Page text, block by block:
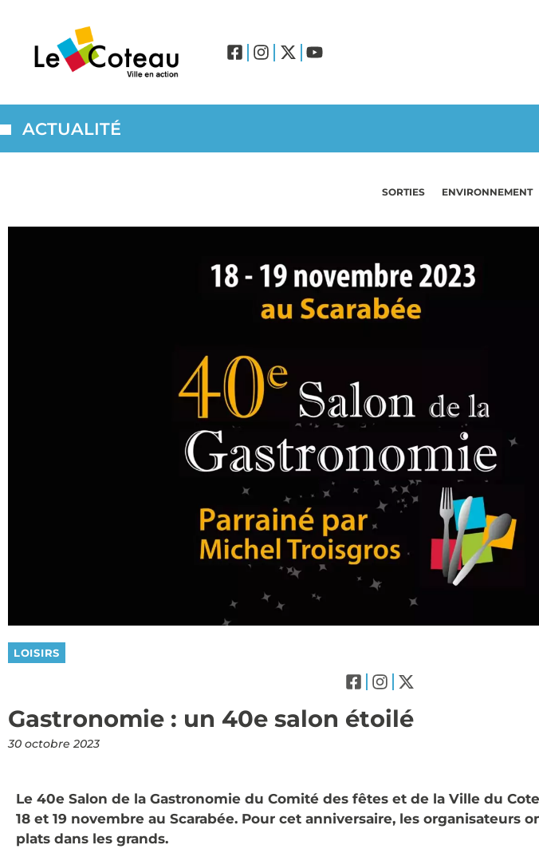
ACTUALITÉ
SORTIES ENVIRONNEMENT
LOISIRS
Gastronomie : un 40e salon étoilé
30 octobre 2023
Le 40e Salon de la Gastronomie du Comité des fêtes et de la Ville du
18 et 19 novembre au Scarabée. Pour cet anniversaire, les organisateurs
plats dans les grands.